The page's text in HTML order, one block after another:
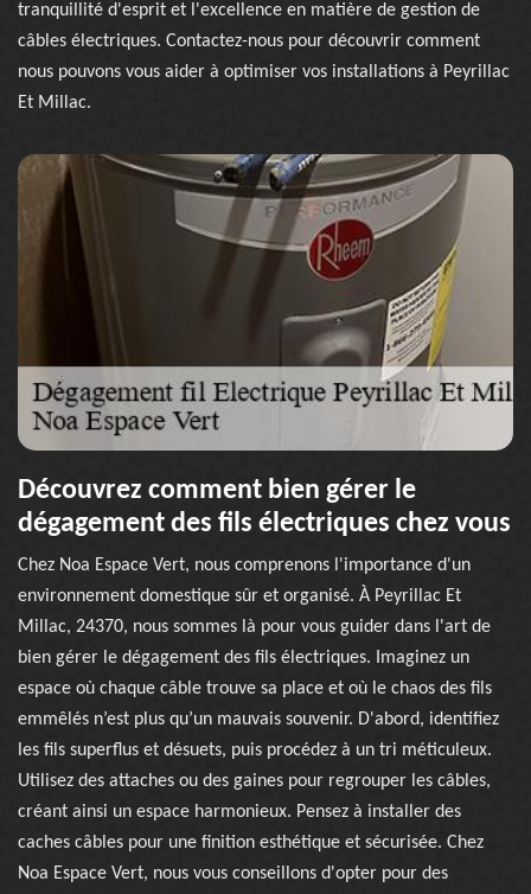
tranquillité d'esprit et l'excellence en matière de gestion de
câbles électriques. Contactez-nous pour découvrir comment
nous pouvons vous aider à optimiser vos installations à Peyrillac
Et Millac.
Découvrez comment bien gérer le
dégagement des fils électriques chez vous
Chez Noa Espace Vert, nous comprenons l'importance d'un
environnement domestique sûr et organisé. À Peyrillac Et
Millac, 24370, nous sommes là pour vous guider dans l'art de
bien gérer le dégagement des fils électriques. Imaginez un
espace où chaque câble trouve sa place et où le chaos des fils
emmêlés n’est plus qu’un mauvais souvenir. D'abord, identifiez
les fils superflus et désuets, puis procédez à un tri méticuleux.
Utilisez des attaches ou des gaines pour regrouper les câbles,
créant ainsi un espace harmonieux. Pensez à installer des
caches câbles pour une finition esthétique et sécurisée. Chez
Noa Espace Vert, nous vous conseillons d'opter pour des